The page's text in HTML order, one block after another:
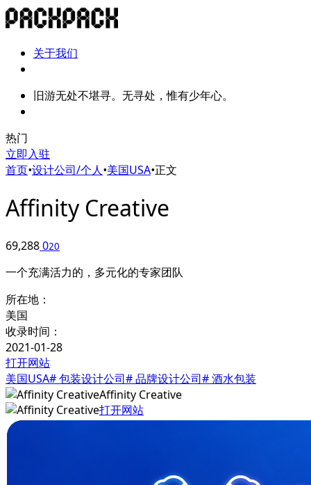
关于我们
旧游无处不堪寻。无寻处，惟有少年心。
热门
立即入驻
首页•设计公司/个人•美国USA•正文
Affinity Creative
69,288020
一个充满活力的，多元化的专家团队
所在地：
美国
收录时间：
2021-01-28
打开网站
美国USA# 包装设计公司# 品牌设计公司# 酒水包装
Affinity Creative
打开网站